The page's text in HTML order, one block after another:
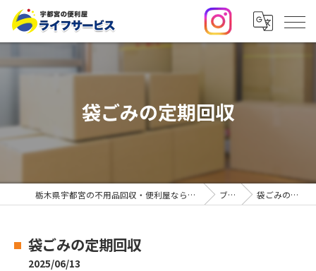
袋ごみの定期回収
栃木県宇都宮の不用品回収・便利屋なら合同会社ライフサービス ブログ 袋ごみの定期回収
袋ごみの定期回収
2025/06/13